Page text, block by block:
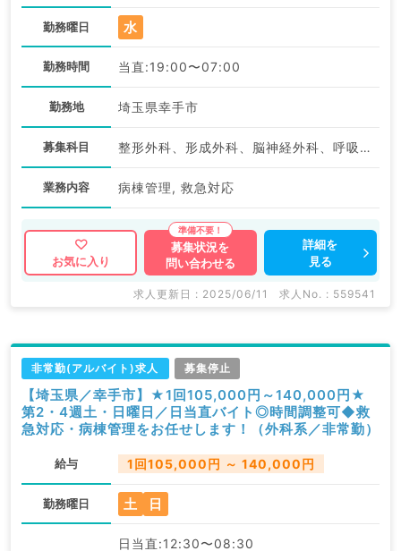
勤務曜日 水
勤務時間 当直:19:00〜07:00
勤務地 埼玉県幸手市
募集科目 整形外科、形成外科、脳神経外科、呼吸器外科、外科系全般、一般外科
業務内容 病棟管理, 救急対応
お気に入り
募集状況を
問い合わせる
詳細を
見る
求人更新日 : 2025/06/11 求人No. : 559541
非常勤(アルバイト)求人 募集停止
【埼玉県／幸手市】★1回105,000円～140,000円★
第2・4週土・日曜日／日当直バイト◎時間調整可◆救
急対応・病棟管理をお任せします！（外科系／非常勤）
給与 1回105,000円 ～ 140,000円
勤務曜日 土 日
日当直:12:30〜08:30